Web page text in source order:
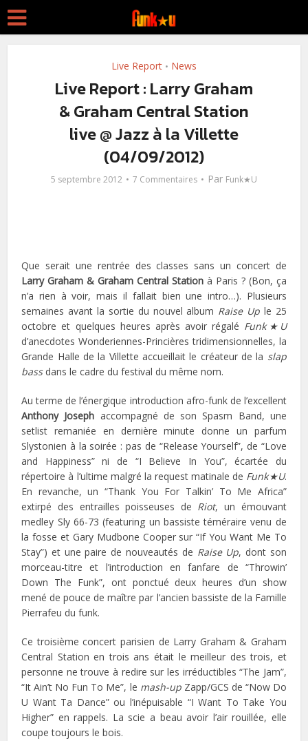
Live Report • News
Live Report : Larry Graham
& Graham Central Station
live @ Jazz à la Villette
(04/09/2012)
5 septembre 2012 7 Commentaires Par Funk★U
Que serait une rentrée des classes sans un concert de
Larry Graham & Graham Central Station à Paris ? (Bon, ça
n’a rien à voir, mais il fallait bien une intro…). Plusieurs
semaines avant la sortie du nouvel album Raise Up le 25
octobre et quelques heures après avoir régalé Funk★U
d’anecdotes Wonderiennes-Princières tridimensionnelles, la
Grande Halle de la Villette accueillait le créateur de la slap
bassdans le cadre du festival du même nom.
Au terme de l’énergique introduction afro-funk de l’excellent
Anthony Joseph accompagné de son Spasm Band, une
setlist remaniée en dernière minute donne un parfum
Slystonien à la soirée : pas de “Release Yourself”, de “Love
and Happiness” ni de “I Believe In You”, écartée du
répertoire à l’ultime malgré la request matinale de Funk★U.
En revanche, un “Thank You For Talkin’ To Me Africa”
extirpé des entrailles poisseuses de Riot, un émouvant
medley Sly 66-73 (featuring un bassiste téméraire venu de
la fosse et Gary Mudbone Cooper sur “If You Want Me To
Stay”) et une paire de nouveautés de Raise Up, dont son
morceau-titre et l’introduction en fanfare de “Throwin’
Down The Funk”, ont ponctué deux heures d’un show
mené de pouce de maître par l’ancien bassiste de la Famille
Pierrafeu du funk.
Ce troisième concert parisien de Larry Graham & Graham
Central Station en trois ans était le meilleur des trois, et
personne ne trouve à redire sur les irréductibles “The Jam”,
“It Ain’t No Fun To Me”, le mash-upZapp/GCS de “Now Do
U Want Ta Dance” ou l’inépuisable “I Want To Take You
Higher” en rappels. La scie a beau avoir l’air rouillée, elle
coupe toujours le bois.